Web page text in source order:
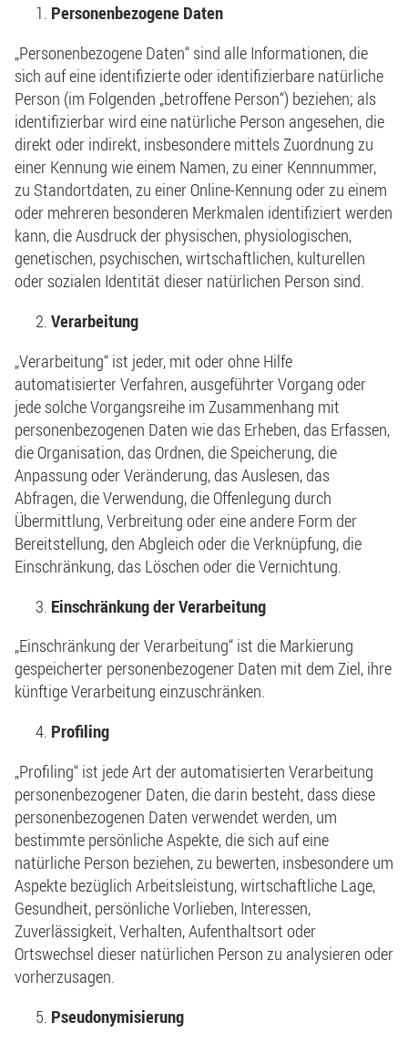
Personenbezogene Daten
„Personenbezogene Daten“ sind alle Informationen, die
sich auf eine identifizierte oder identifizierbare natürliche
Person (im Folgenden „betroffene Person“) beziehen; als
identifizierbar wird eine natürliche Person angesehen, die
direkt oder indirekt, insbesondere mittels Zuordnung zu
einer Kennung wie einem Namen, zu einer Kennnummer,
zu Standortdaten, zu einer Online-Kennung oder zu einem
oder mehreren besonderen Merkmalen identifiziert werden
kann, die Ausdruck der physischen, physiologischen,
genetischen, psychischen, wirtschaftlichen, kulturellen
oder sozialen Identität dieser natürlichen Person sind.
Verarbeitung
„Verarbeitung“ ist jeder, mit oder ohne Hilfe
automatisierter Verfahren, ausgeführter Vorgang oder
jede solche Vorgangsreihe im Zusammenhang mit
personenbezogenen Daten wie das Erheben, das Erfassen,
die Organisation, das Ordnen, die Speicherung, die
Anpassung oder Veränderung, das Auslesen, das
Abfragen, die Verwendung, die Offenlegung durch
Übermittlung, Verbreitung oder eine andere Form der
Bereitstellung, den Abgleich oder die Verknüpfung, die
Einschränkung, das Löschen oder die Vernichtung.
Einschränkung der Verarbeitung
„Einschränkung der Verarbeitung“ ist die Markierung
gespeicherter personenbezogener Daten mit dem Ziel, ihre
künftige Verarbeitung einzuschränken.
Profiling
„Profiling“ ist jede Art der automatisierten Verarbeitung
personenbezogener Daten, die darin besteht, dass diese
personenbezogenen Daten verwendet werden, um
bestimmte persönliche Aspekte, die sich auf eine
natürliche Person beziehen, zu bewerten, insbesondere um
Aspekte bezüglich Arbeitsleistung, wirtschaftliche Lage,
Gesundheit, persönliche Vorlieben, Interessen,
Zuverlässigkeit, Verhalten, Aufenthaltsort oder
Ortswechsel dieser natürlichen Person zu analysieren oder
vorherzusagen.
Pseudonymisierung